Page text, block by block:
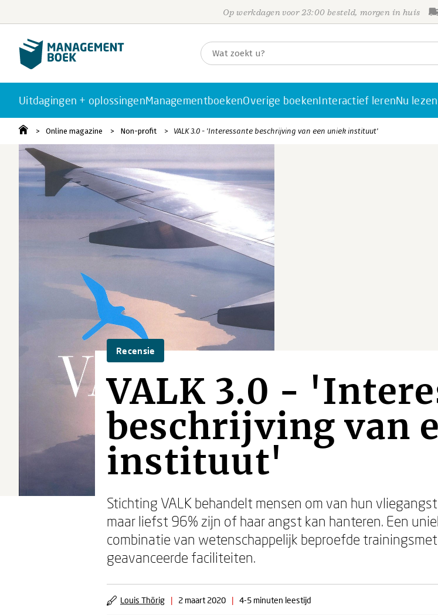
Op werkdagen voor 23:00 besteld, morgen in huis
Uitdagingen + oplossingenManagementboekenOverige boekenInteractief lerenNu lezen
Online magazine Non-profit VALK 3.0 - 'Interessante beschrijving van een uniek instituut'
Recensie
VALK 3.0 -
beschrijving van
instituut'
Stichting VALK behandelt mensen om van hun
maar liefst 96% zijn of haar angst kan hanteren. Een
combinatie van wetenschappelijk beproefde
geavanceerde faciliteiten.
Louis Thörig | 2 maart 2020 | 4-5 minuten leestijd